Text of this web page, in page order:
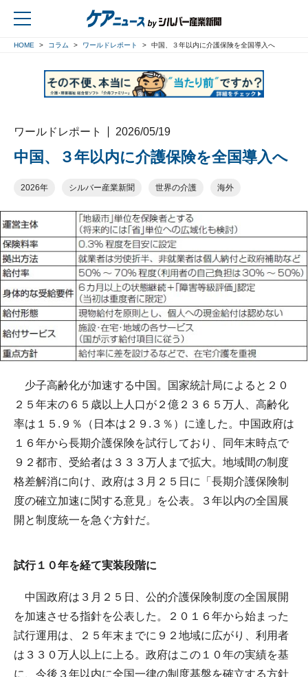
HOME コラム ワールドレポート 中国、３年以内に介護保険を全国導入へ
ワールドレポート 2026/05/19
中国、３年以内に介護保険を全国導入へ
2026年 シルバー産業新聞 世界の介護 海外
少子高齢化が加速する中国。国家統計局によると２０
２５年末の６５歳以上人口が２億２３６５万人、高齢化
率は１５.９％（日本は２９.３％）に達した。中国政府は
１６年から長期介護保険を試行しており、同年末時点で
９２都市、受給者は３３３万人まで拡大。地域間の制度
格差解消に向け、政府は３月２５日に「長期介護保険制
度の確立加速に関する意見」を公表。３年以内の全国展
開と制度統一を急ぐ方針だ。
試行１０年を経て実装段階に
中国政府は３月２５日、公的介護保険制度の全国展開
を加速させる指針を公表した。２０１６年から始まった
試行運用は、２５年末までに９２地域に広がり、利用者
は３３０万人以上に上る。政府はこの１０年の実績を基
に、今後３年以内に全国一律の制度基盤を確立する方針